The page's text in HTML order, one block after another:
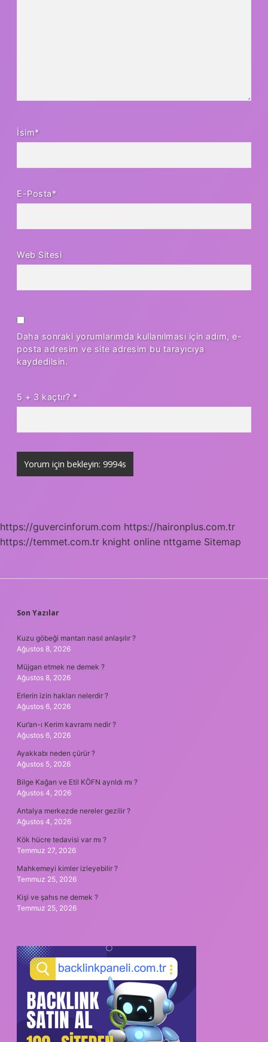
İsim*
E-Posta*
Web Sitesi
Daha sonraki yorumlarımda kullanılması için adım, e-
posta adresim ve site adresim bu tarayıcıya
kaydedilsin.
5 + 3 kaçtır? *
https://guvercinforum.com https://haironplus.com.tr
https://temmet.com.tr knight online nttgame Sitemap
SIDEBAR
Son Yazılar
Kuzu göbeği mantarı nasıl anlaşılır ?
Ağustos 8, 2026
Müjgan etmek ne demek ?
Ağustos 8, 2026
Erlerin izin hakları nelerdir ?
Ağustos 6, 2026
Kur’an-ı Kerim kavramı nedir ?
Ağustos 6, 2026
Ayakkabı neden çürür ?
Ağustos 5, 2026
Bilge Kağan ve Etil KÖFN ayrıldı mı ?
Ağustos 4, 2026
Antalya merkezde nereler gezilir ?
Ağustos 4, 2026
Kök hücre tedavisi var mı ?
Temmuz 27, 2026
Mahkemeyi kimler izleyebilir ?
Temmuz 25, 2026
Kişi ve şahıs ne demek ?
Temmuz 25, 2026